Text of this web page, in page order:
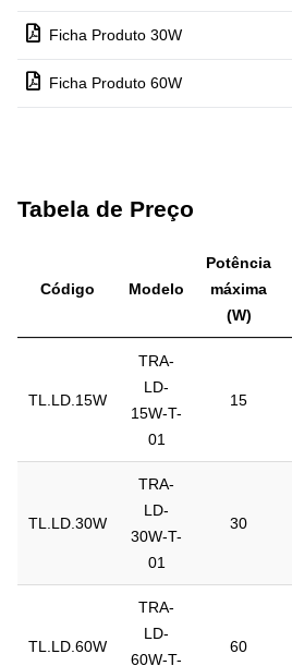
Ficha Produto 30W
Ficha Produto 60W
Tabela de Preço
Código Modelo
Potência
máxima
(W)
TL.LD.15W
TRA-
LD-
15W-T-
01
15
TL.LD.30W
TRA-
LD-
30W-T-
01
30
TL.LD.60W
TRA-
LD-
60W-T-
60